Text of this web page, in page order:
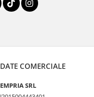
DATE COMERCIALE
EMPRIA SRL